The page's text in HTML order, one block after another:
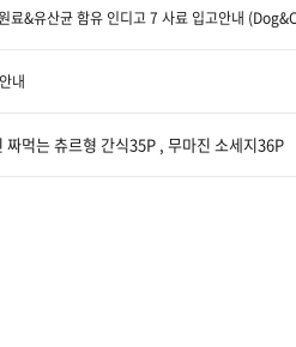
료&유산균 함유 인디고 7 사료 입고안내
내
짜먹는 츄르형 간식35P , 무마진 소세지36P